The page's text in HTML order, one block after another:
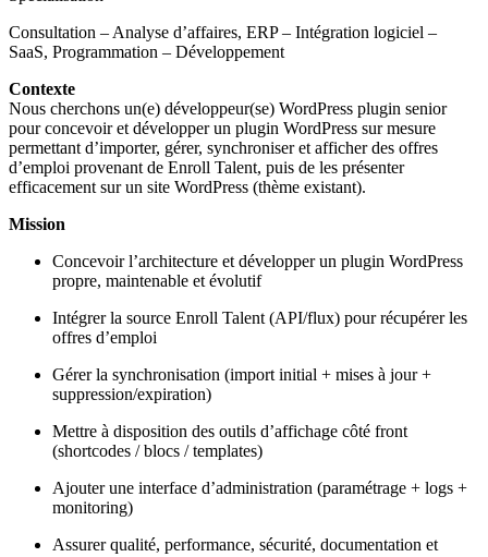
Consultation – Analyse d’affaires, ERP – Intégration logiciel –
SaaS, Programmation – Développement
Contexte
Nous cherchons un(e) développeur(se) WordPress plugin senior
pour concevoir et développer un plugin WordPress sur mesure
permettant d’importer, gérer, synchroniser et afficher des offres
d’emploi provenant de Enroll Talent, puis de les présenter
efficacement sur un site WordPress (thème existant).
Mission
Concevoir l’architecture et développer un plugin WordPress
propre, maintenable et évolutif
Intégrer la source Enroll Talent (API/flux) pour récupérer les
offres d’emploi
Gérer la synchronisation (import initial + mises à jour +
suppression/expiration)
Mettre à disposition des outils d’affichage côté front
(shortcodes / blocs / templates)
Ajouter une interface d’administration (paramétrage + logs +
monitoring)
Assurer qualité, performance, sécurité, documentation et